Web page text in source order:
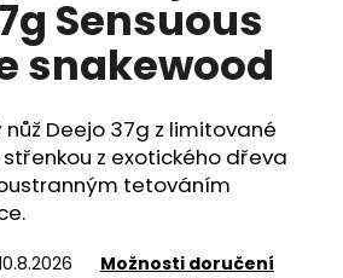
Sensuous
snakewood
Deejo 37g z limitované
z exotického dřeva
tetováním
Možnosti doručení
HLEDAT